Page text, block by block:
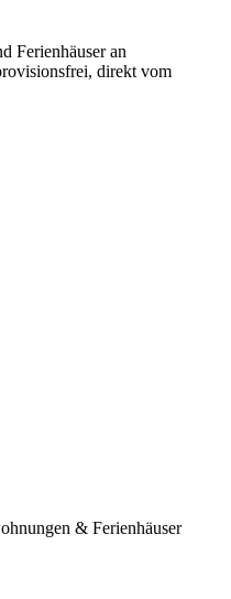
Ferienhäuser an
direkt vom
& Ferienhäuser